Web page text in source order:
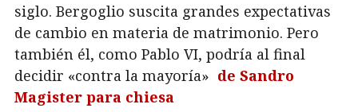
siglo. Bergoglio suscita grandes expectativas
de cambio en materia de matrimonio. Pero
también él, como Pablo VI, podría al final
decidir «contra la mayoría» de Sandro
Magister para chiesa